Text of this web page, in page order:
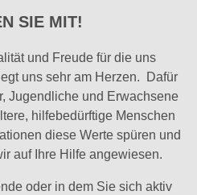
SIE MIT!
und Freude für die uns
uns sehr am Herzen. Dafür
Jugendliche und Erwachsene
hilfebedürftige Menschen
diese Werte spüren und
auf Ihre Hilfe angewiesen.
oder in dem Sie sich aktiv